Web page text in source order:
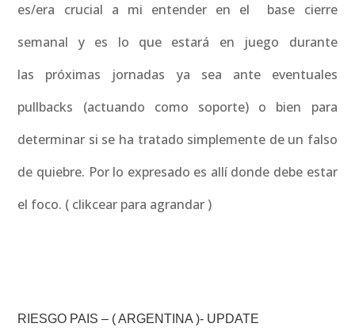
es/era crucial a mi entender en el base cierre
semanal y es lo que estará en juego durante
las próximas jornadas ya sea ante eventuales
pullbacks (actuando como soporte) o bien para
determinar si se ha tratado simplemente de un falso
de quiebre. Por lo expresado es allí donde debe estar
el foco. ( clikcear para agrandar )
RIESGO PAIS – ( ARGENTINA )- UPDATE